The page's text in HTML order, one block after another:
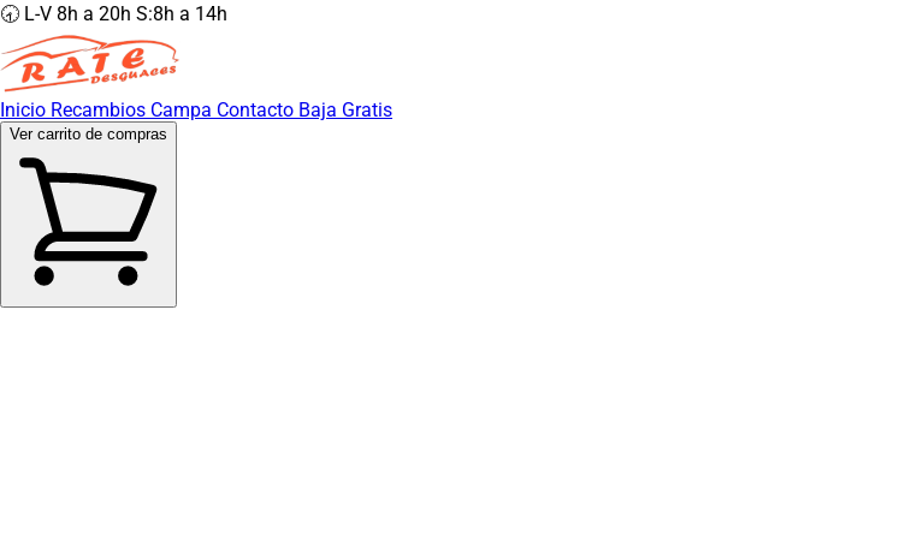
🕣 L-V 8h a 20h S:8h a 14h
Inicio Recambios Campa Contacto Baja Gratis
Ver carrito de compras